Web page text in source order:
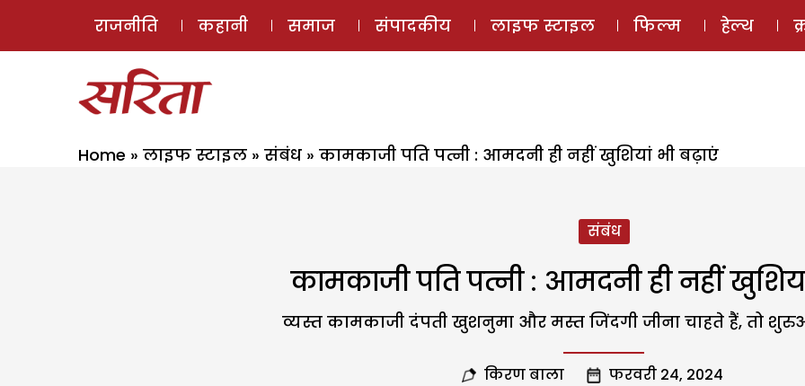
ई-मैगज़ीन
राजनीति कहानी समाज संपादकीय लाइफ स्टाइल फिल्म हेल्थ
Home » लाइफ स्टाइल » संबंध » कामकाजी पति पत्नी : आमदनी ही नहीं खुशियां भी बढ़ाएं
संबंध
कामकाजी पति पत्नी : आमदनी ही नहीं
व्यस्त कामकाजी दंपती खुशनुमा और मस्त जिंदगी जीना चाहते हैं, तो
किरण बाला फरवरी 24, 2024